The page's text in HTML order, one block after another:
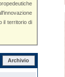
Archivio